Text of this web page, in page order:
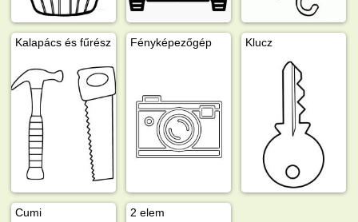
Kalapács és fűrész Fényképezőgép Klucz
Cumi 2 elem